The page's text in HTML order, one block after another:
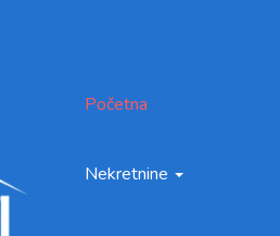
Početna
Nekretnine